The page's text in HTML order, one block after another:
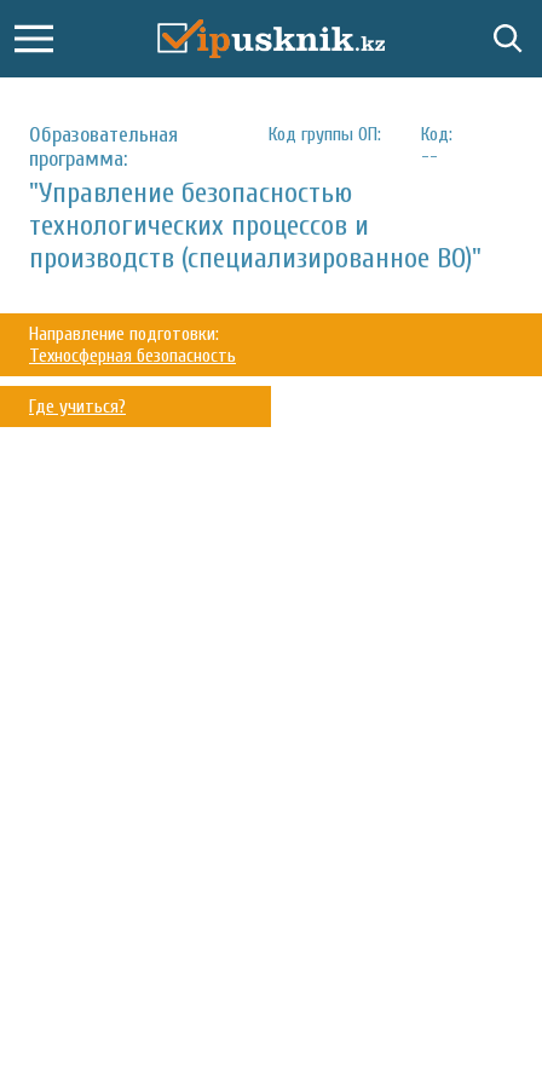
Образовательная
программа:
Код группы ОП:
Код:
--
"Управление безопасностью
технологических процессов и
производств (специализированное ВО)"
Направление подготовки:
Техносферная безопасность
Где учиться?